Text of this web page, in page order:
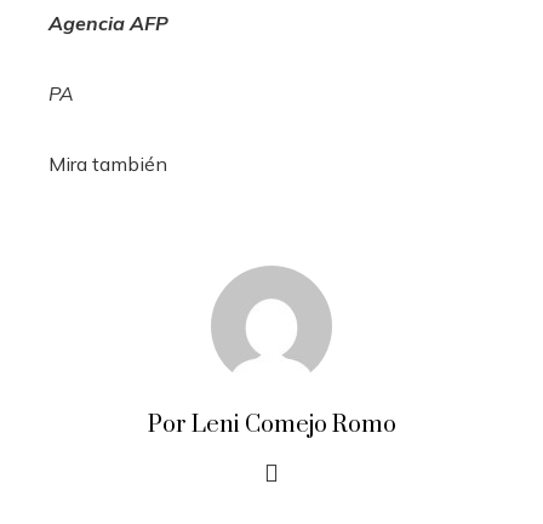
Agencia AFP
PA
Mira también
Por Leni Comejo Romo